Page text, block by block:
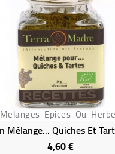
Melanges-Epices-Ou-
4,60 €Prix